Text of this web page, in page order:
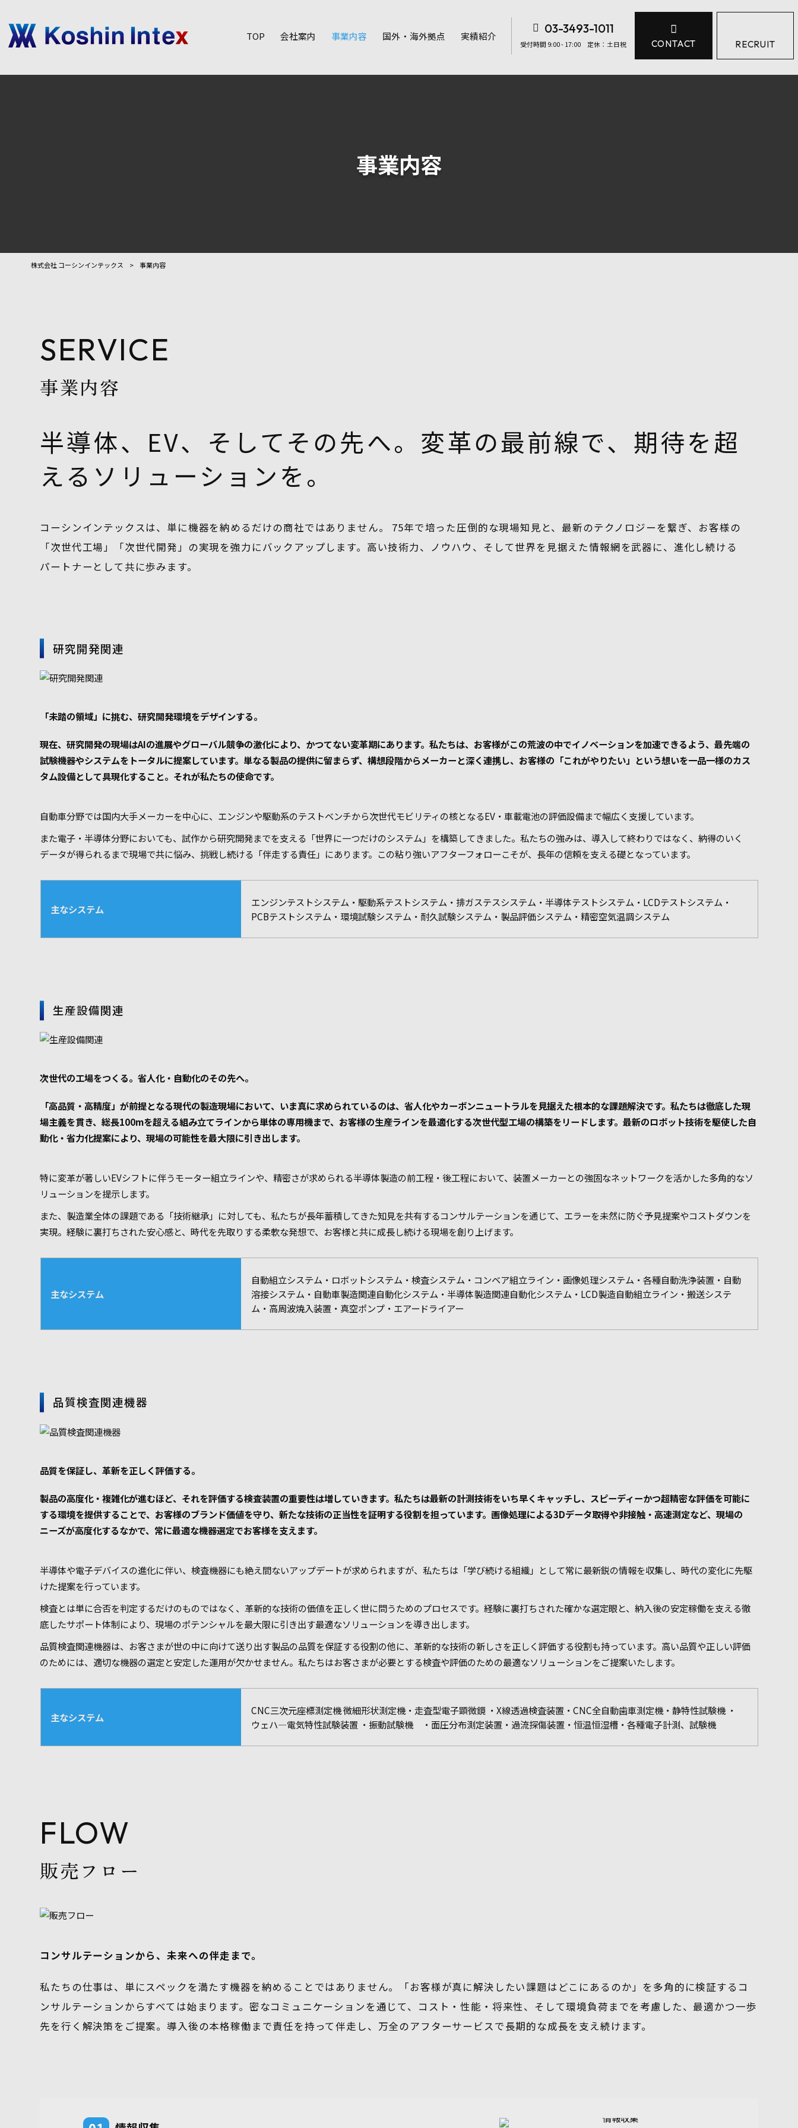
TOP 会社案内 事業内容 国外・海外拠点 実績紹介 03-3493-1011
受付時間 9:00 - 17:00 定休：土日祝 CONTACT RECRUIT
事業内容
株式会社 コーシンインテックス > 事業内容
SERVICE
事業内容
半導体、EV、そしてその先へ。変革の最前線で、期待を超
えるソリューションを。
コーシンインテックスは、単に機器を納めるだけの商社ではありません。 75年で培った圧倒的な現場知見と、最新のテクノロジーを繋ぎ、お客様の
「次世代工場」「次世代開発」の実現を強力にバックアップします。高い技術力、ノウハウ、そして世界を見据えた情報網を武器に、進化し続ける
パートナーとして共に歩みます。
研究開発関連
「未踏の領域」に挑む、研究開発環境をデザインする。
現在、研究開発の現場はAIの進展やグローバル競争の激化により、かつてない変革期にあります。私たちは、お客様がこの荒波の中でイノベーションを加速できるよう、最先端の
試験機器やシステムをトータルに提案しています。単なる製品の提供に留まらず、構想段階からメーカーと深く連携し、お客様の「これがやりたい」という想いを一品一様のカス
タム設備として具現化すること。それが私たちの使命です。
自動車分野では国内大手メーカーを中心に、エンジンや駆動系のテストベンチから次世代モビリティの核となるEV・車載電池の評価設備まで幅広く支援しています。
また電子・半導体分野においても、試作から研究開発までを支える「世界に一つだけのシステム」を構築してきました。私たちの強みは、導入して終わりではなく、納得のいく
データが得られるまで現場で共に悩み、挑戦し続ける「伴走する責任」にあります。この粘り強いアフターフォローこそが、長年の信頼を支える礎となっています。
主なシステム
エンジンテストシステム・駆動系テストシステム・排ガステスシステム・半導体テストシステム・LCDテストシステム・
PCBテストシステム・環境試験システム・耐久試験システム・製品評価システム・精密空気温調システム
生産設備関連
次世代の工場をつくる。省人化・自動化のその先へ。
「高品質・高精度」が前提となる現代の製造現場において、いま真に求められているのは、省人化やカーボンニュートラルを見据えた根本的な課題解決です。私たちは徹底した現
場主義を貫き、総長100mを超える組み立てラインから単体の専用機まで、お客様の生産ラインを最適化する次世代型工場の構築をリードします。最新のロボット技術を駆使した自
動化・省力化提案により、現場の可能性を最大限に引き出します。
特に変革が著しいEVシフトに伴うモーター組立ラインや、精密さが求められる半導体製造の前工程・後工程において、装置メーカーとの強固なネットワークを活かした多角的なソ
リューションを提示します。
また、製造業全体の課題である「技術継承」に対しても、私たちが長年蓄積してきた知見を共有するコンサルテーションを通じて、エラーを未然に防ぐ予見提案やコストダウンを
実現。経験に裏打ちされた安心感と、時代を先取りする柔軟な発想で、お客様と共に成長し続ける現場を創り上げます。
主なシステム
自動組立システム・ロボットシステム・検査システム・コンベア組立ライン・画像処理システム・各種自動洗浄装置・自動
溶接システム・自動車製造関連自動化システム・半導体製造関連自動化システム・LCD製造自動組立ライン・搬送システ
ム・高周波焼入装置・真空ポンプ・エアードライアー
品質検査関連機器
品質を保証し、革新を正しく評価する。
製品の高度化・複雑化が進むほど、それを評価する検査装置の重要性は増していきます。私たちは最新の計測技術をいち早くキャッチし、スピーディーかつ超精密な評価を可能に
する環境を提供することで、お客様のブランド価値を守り、新たな技術の正当性を証明する役割を担っています。画像処理による3Dデータ取得や非接触・高速測定など、現場の
ニーズが高度化するなかで、常に最適な機器選定でお客様を支えます。
半導体や電子デバイスの進化に伴い、検査機器にも絶え間ないアップデートが求められますが、私たちは「学び続ける組織」として常に最新鋭の情報を収集し、時代の変化に先駆
けた提案を行っています。
検査とは単に合否を判定するだけのものではなく、革新的な技術の価値を正しく世に問うためのプロセスです。経験に裏打ちされた確かな選定眼と、納入後の安定稼働を支える徹
底したサポート体制により、現場のポテンシャルを最大限に引き出す最適なソリューションを導き出します。
品質検査関連機器は、お客さまが世の中に向けて送り出す製品の品質を保証する役割の他に、革新的な技術の新しさを正しく評価する役割も持っています。高い品質や正しい評価
のためには、適切な機器の選定と安定した運用が欠かせません。私たちはお客さまが必要とする検査や評価のための最適なソリューションをご提案いたします。
主なシステム
CNC三次元座標測定機 微細形状測定機・走査型電子顕微鏡 ・X線透過検査装置・CNC全自動歯車測定機・静特性試験機 ・
ウェハ―電気特性試験装置 ・振動試験機 ・面圧分布測定装置・過流探傷装置・恒温恒湿槽・各種電子計測、試験機
FLOW
販売フロー
コンサルテーションから、未来への伴走まで。
私たちの仕事は、単にスペックを満たす機器を納めることではありません。「お客様が真に解決したい課題はどこにあるのか」を多角的に検証するコ
ンサルテーションからすべては始まります。密なコミュニケーションを通じて、コスト・性能・将来性、そして環境負荷までを考慮した、最適かつ一歩
先を行く解決策をご提案。導入後の本格稼働まで責任を持って伴走し、万全のアフターサービスで長期的な成長を支え続けます。